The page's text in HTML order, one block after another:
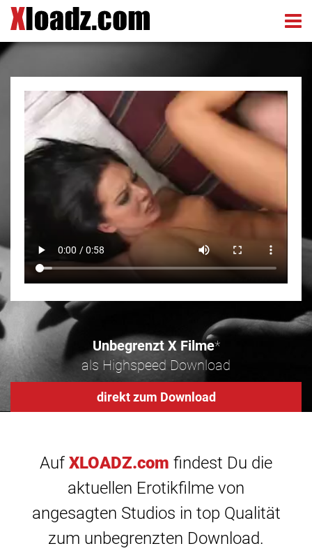
Unbegrenzt X Filme*
als Highspeed Download
direkt zum Download
Auf XLOADZ.com findest Du die
aktuellen Erotikfilme von
angesagten Studios in top Qualität
zum unbegrenzten Download.